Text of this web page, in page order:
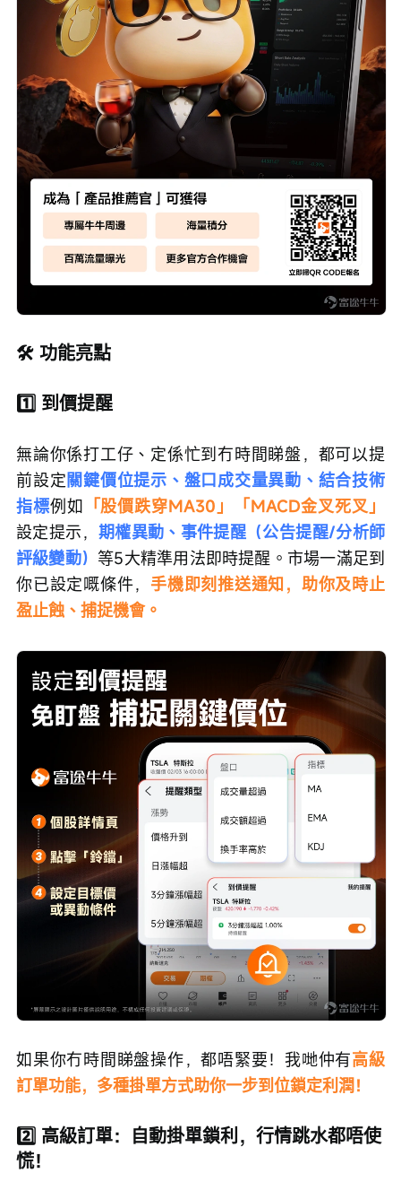
🛠️ 功能亮點
1️⃣ 到價提醒
無論你係打工仔、定係忙到冇時間睇盤，都可以提
前設定關鍵價位提示、盤口成交量異動、結合技術
指標例如 「股價跌穿MA30」「MACD金叉死叉」
設定提示， 期權異動、事件提醒（公告提醒/分析師
評級變動） 等5大精準用法即時提醒。市場一滿足到
你已設定嘅條件， 手機即刻推送通知，助你及時止
盈止蝕、捕捉機會。
如果你冇時間睇盤操作，都唔緊要！我哋仲有高級
訂單功能，多種掛單方式助你一步到位鎖定利潤！
2️⃣ 高級訂單：自動掛單鎖利，行情跳水都唔使
慌！